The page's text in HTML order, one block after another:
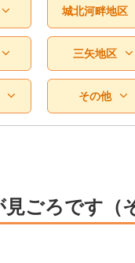
城北河畔地区
三矢地区
その他
ごろです（